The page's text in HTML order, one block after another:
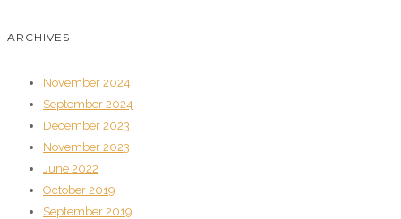
ARCHIVES
November 2024
September 2024
December 2023
November 2023
June 2022
October 2019
September 2019